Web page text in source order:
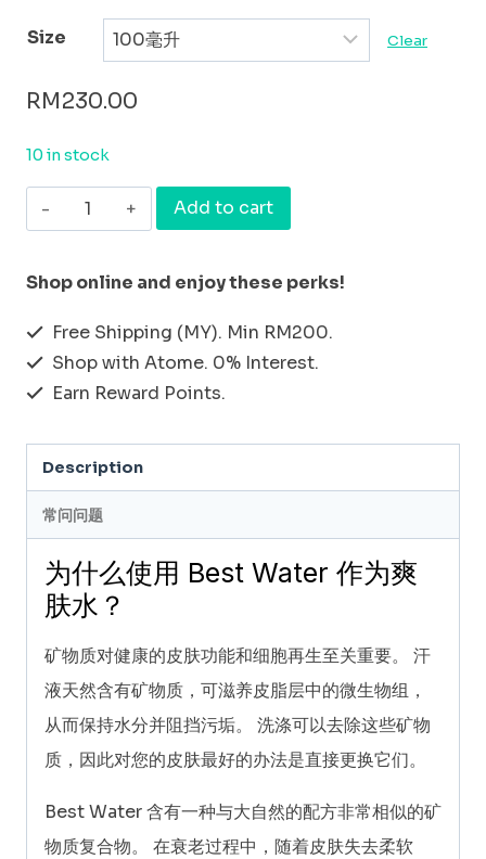
Size Clear
RM230.00
10 in stock
佳
水
毫
升/200
升
（爽
肤
quantity
Add to cart
Shop online and enjoy these perks!
Free Shipping (MY). Min RM200.
Shop with Atome. 0% Interest.
Earn Reward Points.
Description
常问问题
为什么使用 Best Water 作为爽
肤水？
矿物质对健康的皮肤功能和细胞再生至关重要。 汗
液天然含有矿物质，可滋养皮脂层中的微生物组，
从而保持水分并阻挡污垢。 洗涤可以去除这些矿物
质，因此对您的皮肤最好的办法是直接更换它们。
Best Water 含有一种与大自然的配方非常相似的矿
物质复合物。 在衰老过程中，随着皮肤失去柔软